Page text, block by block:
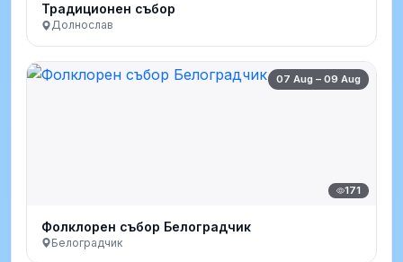
Традиционен събор
Долнослав
07 Aug – 09 Aug
171
Фолклорен събор Белоградчик
Белоградчик